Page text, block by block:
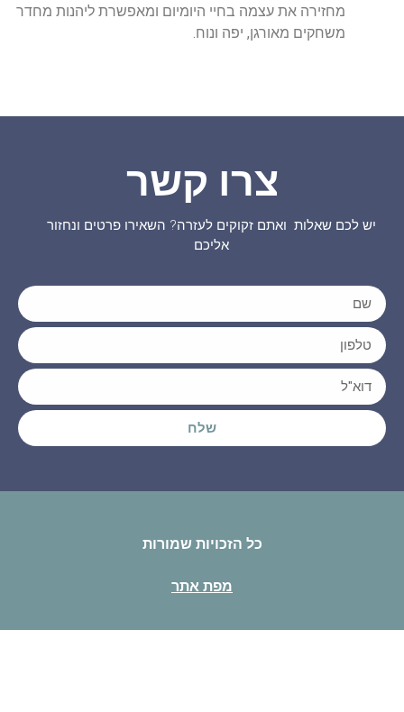
מחזירה את עצמה בחיי היומיום ומאפשרת ליהנות מחדר
משחקים מאורגן, יפה ונוח.
צרו קשר
לכם שאלות ואתם זקוקים לעזרה? השאירו פרטים ונחזור
אליכם
כל הזכויות שמורות
מפת אתר